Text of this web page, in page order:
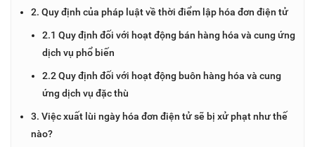
2. Quy định của pháp luật về thời điểm lập hóa đơn điện tử
2.1 Quy định đối với hoạt động bán hàng hóa và cung ứng
dịch vụ phổ biến
2.2 Quy định đối với hoạt động buôn hàng hóa và cung
ứng dịch vụ đặc thù
3. Việc xuất lùi ngày hóa đơn điện tử sẽ bị xử phạt như thế
nào?